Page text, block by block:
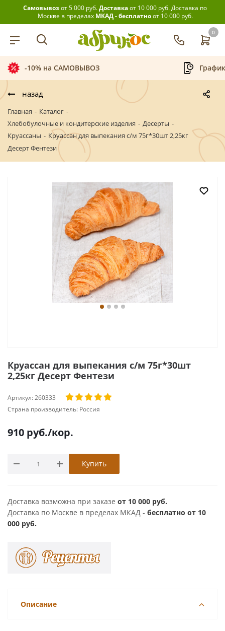
Самовывозот 5 000 руб.Доставкаот 10 000 руб.Доставка по
Москве в пределах МКАД - бесплатноот 10 000 руб.
0
-10% на САМОВЫВОЗ
назад
Главная - Каталог -
Хлебобулочные и кондитерские изделия - Десерты -
Круассаны - Круассан для выпекания с/м 75г*30шт 2,25кг
Десерт Фентези
Круассан для выпекания с/м 75г*30шт
2,25кг Десерт Фентези
Артикул:260333
Страна производитель: Россия
910 руб./кор.
Купить
Доставка возможна при заказе от 10 000 руб.
Доставка по Москве в пределах МКАД - бесплатно от 10
000 руб.
Описание